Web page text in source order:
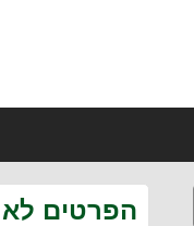
הפרטים לא